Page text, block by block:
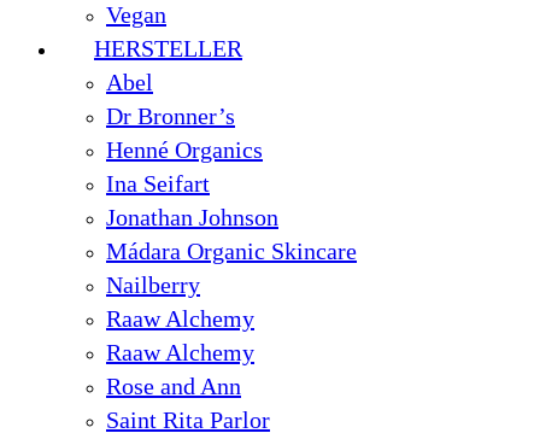
Vegan
HERSTELLER
Abel
Dr Bronner’s
Henné Organics
Ina Seifart
Jonathan Johnson
Mádara Organic Skincare
Nailberry
Raaw Alchemy
Raaw Alchemy
Rose and Ann
Saint Rita Parlor